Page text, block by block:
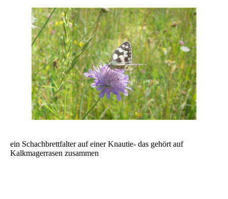
ein Schachbrettfalter auf einer Knautie- das gehört auf
Kalkmagerrasen zusammen